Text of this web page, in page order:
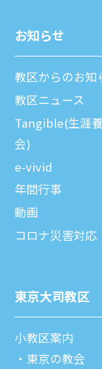
お知らせ
教区からのお知
教区ニュース
Tangible(生涯
会)
e-vivid
年間⾏事
動画
コロナ災害対応
東京⼤司教区
⼩教区案内
東京の教会